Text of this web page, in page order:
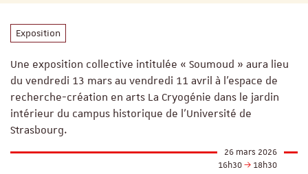
Exposition
Une exposition collective intitulée « Soumoud » aura lieu
du vendredi 13 mars au vendredi 11 avril à l'espace de
recherche-création en arts La Cryogénie dans le jardin
intérieur du campus historique de l'Université de
Strasbourg.
26 mars 2026
16h30
18h30